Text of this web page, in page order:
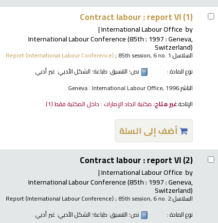
Contract labour : report VI (1)
by
International Labour Office
International Labour Conference(85th : 1997 : Geneva,
Switzerland)
السلاسل: Report (International Labour Conference); 85th session, 6 no. 1
نوع المادة :
نص؛ التنسيق: طباعة؛ الشكل الأدبي: غير أدبي
الناشر:Geneva : International Labour Office, 1996
الإتاحة:غير متاح: مكتبة اتحاد الإمارات : داخل المكتبة فقط(1).
أضف إلى السلة
Contract labour : report VI (2)
by
International Labour Office
International Labour Conference(85th : 1997 : Geneva,
Switzerland)
السلاسل: Report (International Labour Conference); 85th session, 6 no. 2
نوع المادة :
نص؛ التنسيق: طباعة؛ الشكل الأدبي: غير أدبي